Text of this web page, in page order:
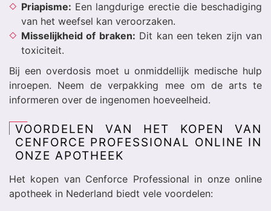
Priapisme: Een langdurige erectie die beschadiging
van het weefsel kan veroorzaken.
Misselijkheid of braken: Dit kan een teken zijn van
toxiciteit.
Bij een overdosis moet u onmiddellijk medische hulp
inroepen. Neem de verpakking mee om de arts te
informeren over de ingenomen hoeveelheid.
VOORDELEN VAN HET KOPEN VAN
CENFORCE PROFESSIONAL ONLINE IN
ONZE APOTHEEK
Het kopen van Cenforce Professional in onze online
apotheek in Nederland biedt vele voordelen: